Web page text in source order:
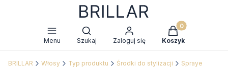
Menu
Otwórz wyszukiwarkę
Szukaj Zaloguj się
Produkty w
Koszyk
BRILLAR Włosy Typ produktu Środki do stylizacji Spraye